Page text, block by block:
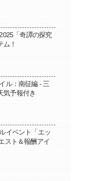
「奇譚の探究
！
ル：南征編 - 三
気予報付き
イベント「エッ
スト＆報酬アイ